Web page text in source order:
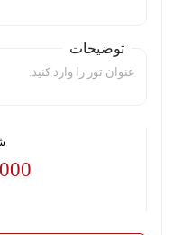
توضیحات